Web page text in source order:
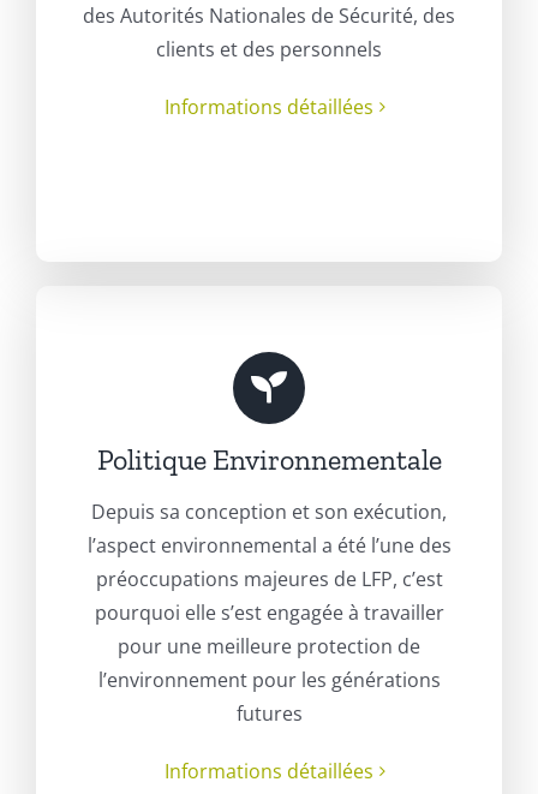
des Autorités Nationales de Sécurité, des
clients et des personnels
Informations détaillées
Politique Environnementale
Depuis sa conception et son exécution,
l’aspect environnemental a été l’une des
préoccupations majeures de LFP, c’est
pourquoi elle s’est engagée à travailler
pour une meilleure protection de
l’environnement pour les générations
futures
Informations détaillées